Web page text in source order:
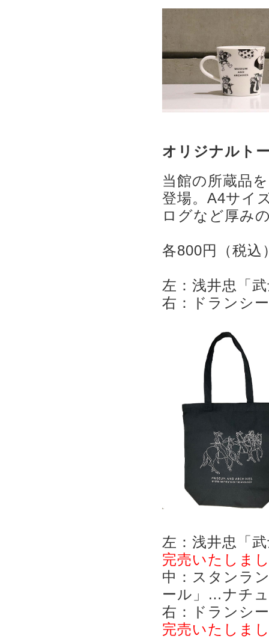
オリジナルト
当館の所蔵品
登場。A4サイ
ログなど厚み
各800円（税込
左：浅井忠「
右：ドランシ
左：浅井忠「
完売いたしま
中：スタンラ
ール」…ナチ
右：ドランシ
完売いたしま